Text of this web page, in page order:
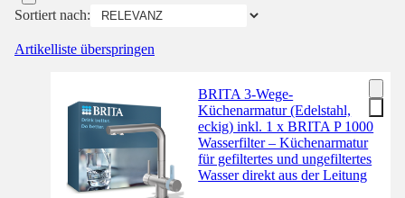
Sortiert nach:
Artikelliste überspringen
BRITA 3-Wege-
Küchenarmatur (Edelstahl,
eckig) inkl. 1 x BRITA P 1000
Wasserfilter – Küchenarmatur
für gefiltertes und ungefiltertes
Wasser direkt aus der Leitung